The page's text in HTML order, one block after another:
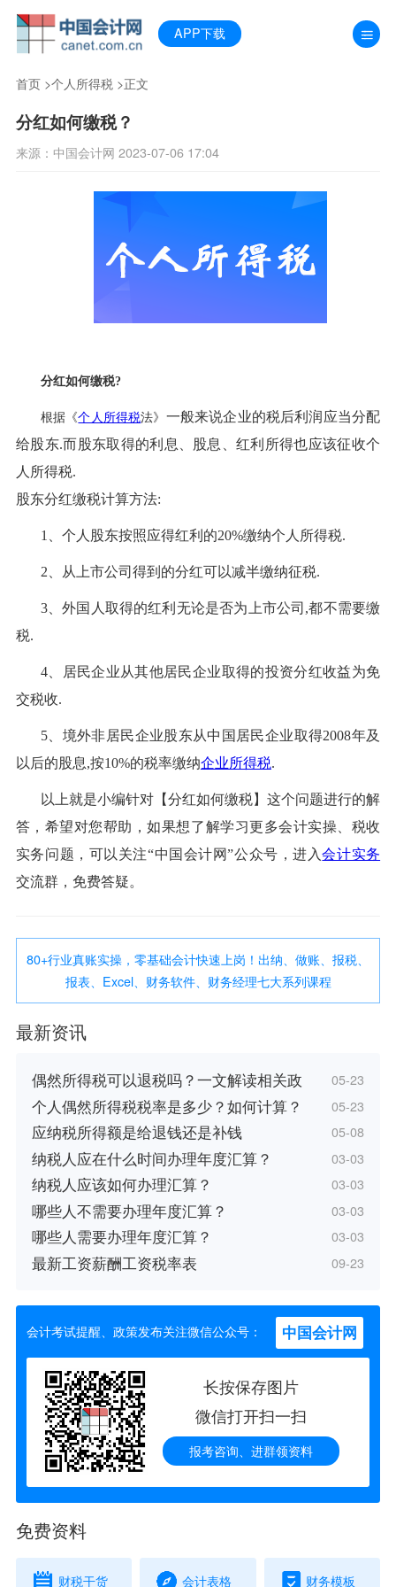
APP下载
首页>个人所得税>正文
分红如何缴税？
来源：中国会计网 2023-07-06 17:04
分红如何缴税?
根据《个人所得税法》 一般来说企业的税后利润应当分配
给股东.而股东取得的利息、股息、红利所得也应该征收个
人所得税.
股东分红缴税计算方法:
1、个人股东按照应得红利的20%缴纳个人所得税.
2、从上市公司 得到的分红可以减半缴纳征税.
3、外国人取得的红利无论是否为上市公司 ,都不需要缴
税.
4、居民企业从其他居民企业取得的投资分红收益为免
交税收.
5、境外非居民企业 股东从中国居民企业取得2008年及
以后的股息,按10%的税率缴纳企业所得税.
以上就是小编针对【分红如何缴税】这个问题进行的解
答，希望对您帮助，如果想了解学习更多会计实操、税收
实务问题，可以关注“中国会计网”公众号，进入会计实务
交流群，免费答疑。
80+行业真账实操，零基础会计快速上岗！出纳、做账、报税、
报表、Excel、财务软件、财务经理七大系列课程
最新资讯
偶然所得税可以退税吗？一文解读相关政 05-23
个人偶然所得税税率是多少？如何计算？ 05-23
应纳税所得额是给退钱还是补钱 05-08
纳税人应在什么时间办理年度汇算？ 03-03
纳税人应该如何办理汇算？ 03-03
哪些人不需要办理年度汇算？ 03-03
哪些人需要办理年度汇算？ 03-03
最新工资薪酬工资税率表 09-23
会计考试提醒、政策发布关注微信公众号： 中国会计网
长按保存图片
微信打开扫一扫
报考咨询、进群领资料
免费资料
财税干货 会计表格 财务模板